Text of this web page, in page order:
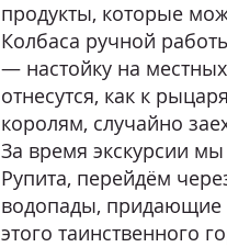
продукты, которые
Колбаса ручной
— настойку на
отнесутся, как к
королям, случайно
За время экскурсии
Рупита, перейдём
водопады, придающие
этого таинственного